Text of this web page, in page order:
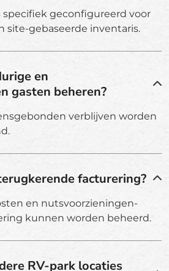
specifiek geconfigureerd voor
site-gebaseerde inventaris.
en
gasten beheren?
verblijven worden
facturering?
en nutsvoorzieningen-
kunnen worden beheerd.
RV-park locaties